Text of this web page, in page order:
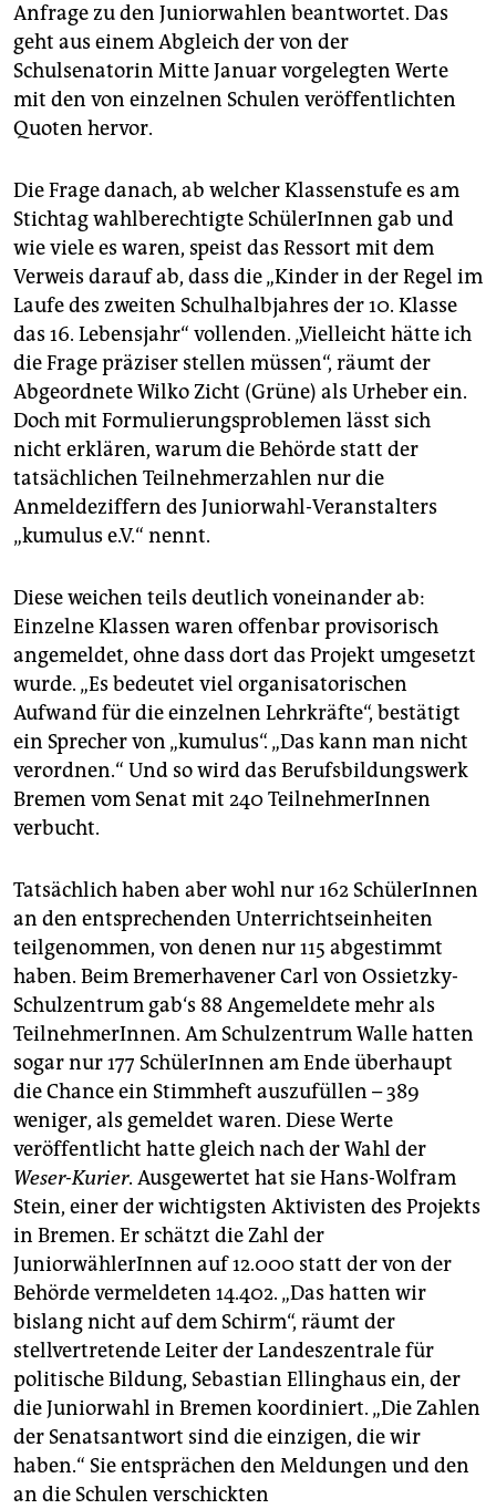
abo
genossenschaft
epaper login
Anfrage zu den Juniorwahlen beantwortet. Das
geht aus einem Abgleich der von der
Schulsenatorin Mitte Januar vorgelegten Werte
mit den von einzelnen Schulen veröffentlichten
Quoten hervor.
Die Frage danach, ab welcher Klassenstufe es am
Stichtag wahlberechtigte SchülerInnen gab und
wie viele es waren, speist das Ressort mit dem
Verweis darauf ab, dass die „Kinder in der Regel im
Laufe des zweiten Schulhalbjahres der 10. Klasse
das 16. Lebensjahr“ vollenden. „Vielleicht hätte ich
die Frage präziser stellen müssen“, räumt der
Abgeordnete Wilko Zicht (Grüne) als Urheber ein.
Doch mit Formulierungsproblemen lässt sich
nicht erklären, warum die Behörde statt der
tatsächlichen Teilnehmerzahlen nur die
Anmeldeziffern des Juniorwahl-Veranstalters
„kumulus e.V.“ nennt.
Diese weichen teils deutlich voneinander ab:
Einzelne Klassen waren offenbar provisorisch
angemeldet, ohne dass dort das Projekt umgesetzt
wurde. „Es bedeutet viel organisatorischen
Aufwand für die einzelnen Lehrkräfte“, bestätigt
ein Sprecher von „kumulus“. „Das kann man nicht
verordnen.“ Und so wird das Berufsbildungswerk
Bremen vom Senat mit 240 TeilnehmerInnen
verbucht.
Tatsächlich haben aber wohl nur 162 SchülerInnen
an den entsprechenden Unterrichtseinheiten
teilgenommen, von denen nur 115 abgestimmt
haben. Beim Bremerhavener Carl von Ossietzky-
Schulzentrum gab‘s 88 Angemeldete mehr als
TeilnehmerInnen. Am Schulzentrum Walle hatten
sogar nur 177 SchülerInnen am Ende überhaupt
die Chance ein Stimmheft auszufüllen – 389
weniger, als gemeldet waren. Diese Werte
veröffentlicht hatte gleich nach der Wahl der
Weser-Kurier. Ausgewertet hat sie Hans-Wolfram
Stein, einer der wichtigsten Aktivisten des Projekts
in Bremen. Er schätzt die Zahl der
JuniorwählerInnen auf 12.000 statt der von der
Behörde vermeldeten 14.402. „Das hatten wir
bislang nicht auf dem Schirm“, räumt der
stellvertretende Leiter der Landeszentrale für
politische Bildung, Sebastian Ellinghaus ein, der
die Juniorwahl in Bremen koordiniert. „Die Zahlen
der Senatsantwort sind die einzigen, die wir
haben.“ Sie entsprächen den Meldungen und den
an die Schulen verschickten